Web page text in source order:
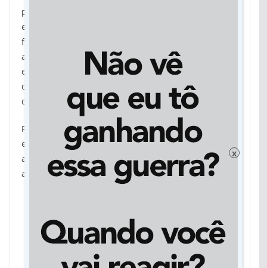
palavras de carinho e amor à sua família,
emocionando os pais Ricardo e Rita, demais
familiares, amigas e amigos presentes. Entre
aplausos e abraços afetuosos, a escritora pode
enxergar e sentir que é especial e inspira uma legião
de pessoas e quanto foi importante foi sua decisão
de continuar vida e seus desafios.
Para saber mais da história desta jovem inspiradora
e sua decisão de abraçar a vida e não fugir dela, é só
acessaraquie encomendar o livro, que pode ser
adquirido nos formato físico e também digital.
x